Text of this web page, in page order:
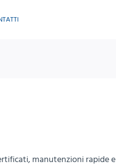
manutenzioni rapide e